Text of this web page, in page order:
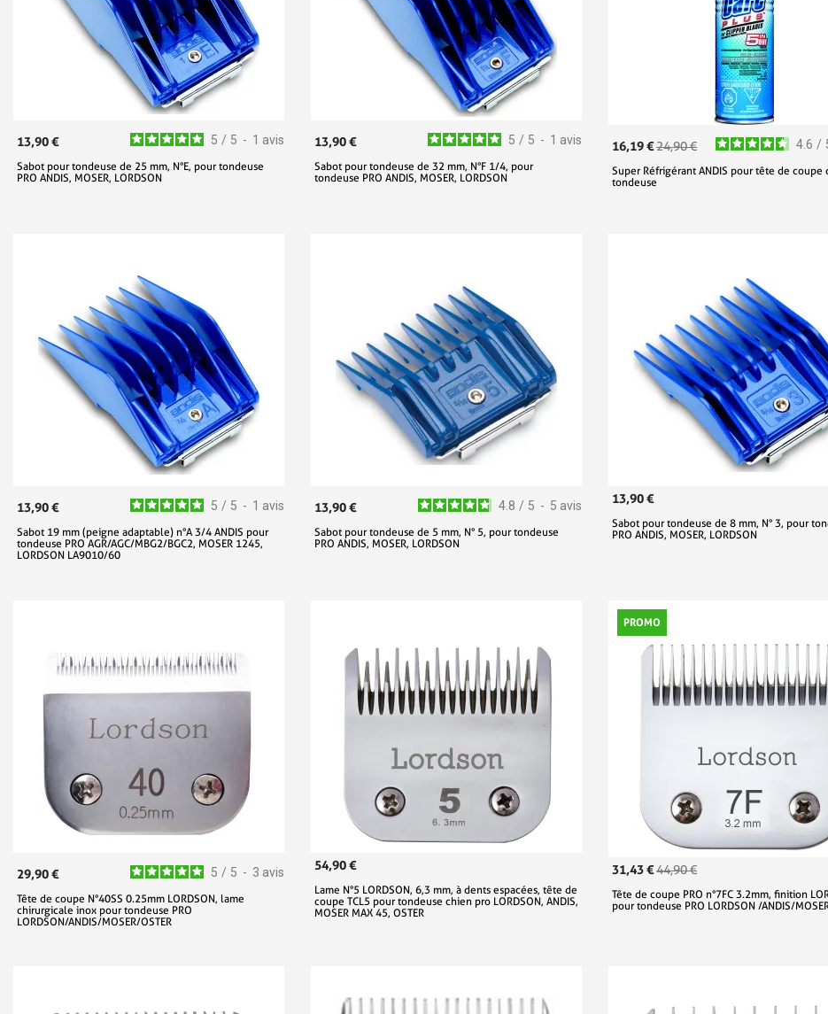
5 / 5 - 1 avis
13,90 €
Sabot pour tondeuse de 25 mm, N°E, pour tondeuse
PRO ANDIS, MOSER, LORDSON
5 / 5 - 1 avis
13,90 €
Sabot pour tondeuse de 32 mm, N°F 1/4, pour
tondeuse PRO ANDIS, MOSER, LORDSON
4.6 /
16,19 €24,90 €
Super Réfrigérant ANDIS pour tête de coupe
tondeuse
5 / 5 - 1 avis
13,90 €
Sabot 19 mm (peigne adaptable) n°A 3/4 ANDIS pour
tondeuse PRO AGR/AGC/MBG2/BGC2, MOSER 1245,
LORDSON LA9010/60
4.8 / 5 - 5 avis
13,90 €
Sabot pour tondeuse de 5 mm, N° 5, pour tondeuse
PRO ANDIS, MOSER, LORDSON
13,90 €
Sabot pour tondeuse de 8 mm, N° 3, pour
PRO ANDIS, MOSER, LORDSON
5 / 5 - 3 avis
29,90 €
Tête de coupe N°40SS 0.25mm LORDSON, lame
chirurgicale inox pour tondeuse PRO
LORDSON/ANDIS/MOSER/OSTER
54,90 €
Lame N°5 LORDSON, 6,3 mm, à dents espacées, tête de
coupe TCL5 pour tondeuse chien pro LORDSON, ANDIS,
MOSER MAX 45, OSTER
PROMO
31,43 €44,90 €
Tête de coupe PRO n°7FC 3.2mm, finition
pour tondeuse PRO LORDSON /ANDIS/